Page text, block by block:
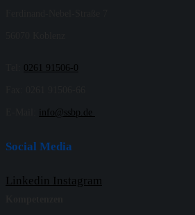
0261 91506-0
info@ssbp.de
Social Media
Linkedin Instagram